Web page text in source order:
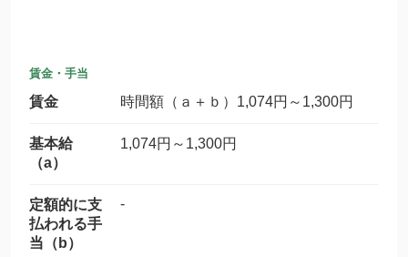
賃金・手当
賃金 時間額（ａ＋ｂ）1,074円～1,300円
基本給
（a）
1,074円～1,300円
定額的に支
払われる手
当（b）
-